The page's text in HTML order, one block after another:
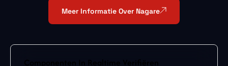
Meer Informatie Over Nagare